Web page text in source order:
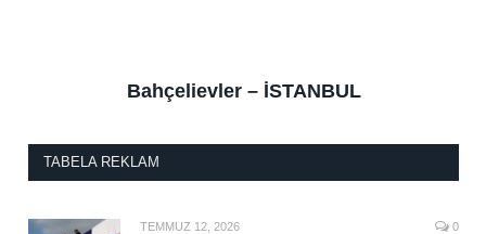
Bahçelievler – İSTANBUL
TABELA REKLAM
TEMMUZ 12, 2026 0